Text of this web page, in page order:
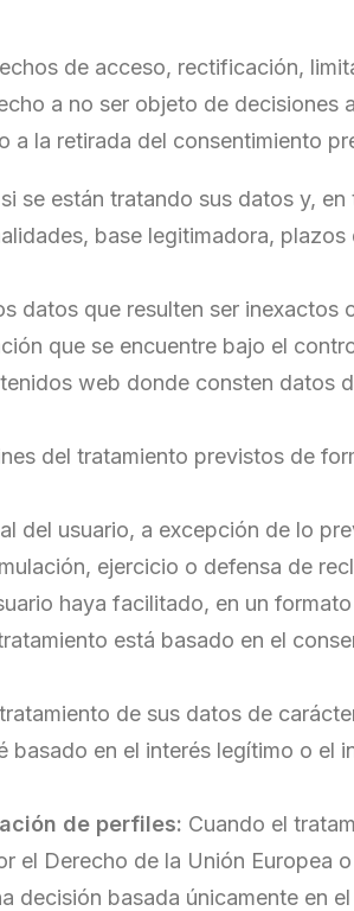
de acceso, rectificación,
a no ser objeto de decisiones
a la retirada del consentimiento
se están tratando sus datos y, en
base legitimadora, plazos
datos que resulten ser inexactos
que se encuentre bajo el
web donde consten datos
del tratamiento previstos de
del usuario, a excepción de lo
ejercicio o defensa de
haya facilitado, en un
está basado en el
de sus datos de
en el interés legítimo o el
de perfiles: Cuando el
el Derecho de la Unión Europea
decisión basada únicamente en